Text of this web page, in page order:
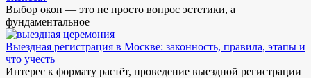
Выбор окон — это не просто вопрос эстетики, а
фундаментальное
Выездная регистрация в Москве: законность, правила, этапы и
что учесть
Интерес к формату растёт, проведение выездной регистрации